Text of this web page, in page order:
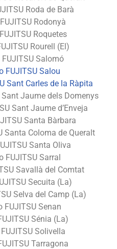
Roda de Barà
Rodonyà
Roquetes
Rourell (El)
Salomó
FUJITSU Salou
Sant Carles de la Ràpita
Jaume dels Domenys
Sant Jaume d’Enveja
Santa Bàrbara
Santa Coloma de Queralt
Santa Oliva
FUJITSU Sarral
Savallà del Comtat
Secuita (La)
Selva del Camp (La)
FUJITSU Senan
Sénia (La)
Solivella
Tarragona